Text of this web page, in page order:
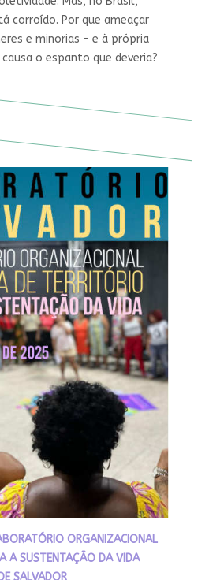
corroído. Por que ameaçar
e minorias – e à própria
o espanto que deveria?
ORGANIZACIONAL
A SUSTENTAÇÃO DA VIDA